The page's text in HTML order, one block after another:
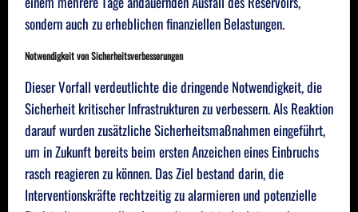
sondern auch zu erheblichen finanziellen Belastungen.
Notwendigkeit von Sicherheitsverbesserungen
Dieser Vorfall verdeutlichte die dringende Notwendigkeit, die
Sicherheit kritischer Infrastrukturen zu verbessern. Als Reaktion
darauf wurden zusätzliche Sicherheitsmaßnahmen eingeführt,
um in Zukunft bereits beim ersten Anzeichen eines Einbruchs
rasch reagieren zu können. Das Ziel bestand darin, die
Interventionskräfte rechtzeitig zu alarmieren und potenzielle